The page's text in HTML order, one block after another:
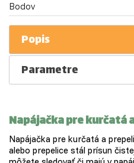
Bodov
Popis
Parametre
Napájačka pre kurčatá
Napájačka pre kurčatá a
alebo prepelice stál prísun